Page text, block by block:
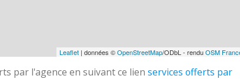
Leaflet| données ©OpenStreetMap/ODbL - renduOSM
par l'agence en suivant ce lien services offerts par